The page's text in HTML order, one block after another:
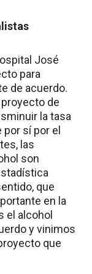
José
para
de acuerdo.
de
la tasa
sí por el
las
son
que
en la
el alcohol
y vinimos
que